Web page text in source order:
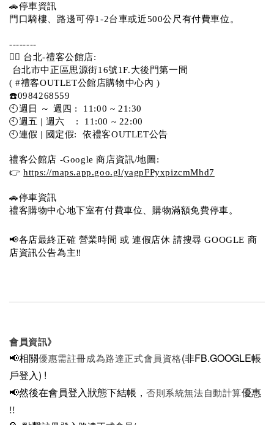
🚗停車資訊
門口騎樓、路邊可停1-2台車或近500公尺有付費車位。
--------
💁‍♀️ 台北-禮客公館店:
台北市中正區思源街16號1F.大後門第一間
( #禮客OUTLET公館店購物中心內 )
☎️0984268559
🕙週日 ～ 週四 :  11:00 ~ 21:30
🕙週五 | 週六    :  11:00 ~ 22:00
🕙連假 | 國定假:  依禮客OUTLET公告
禮客公館店 -Google 商店資訊/地圖:
👉 https://maps.app.goo.gl/yagpFPyxpizcmMhd7
🚗停車資訊
禮客購物中心地下室有付費車位、購物滿額免費停車。
📢各店最終正確 營業時間 或 連假店休 請搜尋 GOOGLE 商
店資訊公告為主‼️
會員資訊》
📢相關優惠需註冊成為路達正式會員資格(非FB.GOOGLE帳
戶登入) !
📢然後在會員登入狀態下結帳， 否則系統無法自動計算優惠
!!